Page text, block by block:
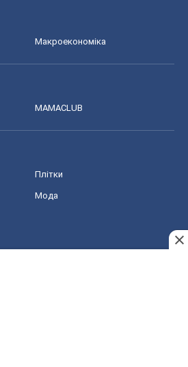
Макроекономіка
MAMACLUB
Плітки
Мода